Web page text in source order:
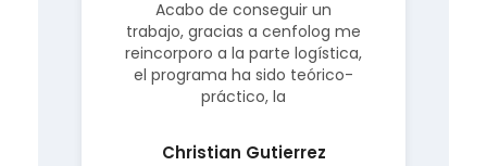
Acabo de conseguir un
trabajo, gracias a cenfolog me
reincorporo a la parte logística,
el programa ha sido teórico-
práctico, la
Christian Gutierrez